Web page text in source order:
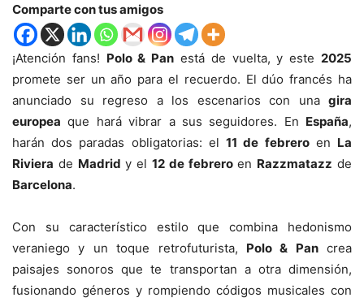
Comparte con tus amigos
¡Atención fans! Polo & Pan está de vuelta, y este2025
promete ser un año para el recuerdo. El dúo francés ha
anunciado su regreso a los escenarios con una gira
europea que hará vibrar a sus seguidores. En España,
harán dos paradas obligatorias: el11 de febreroen La
Riviera de Madrid y el12 de febreroen Razzmatazz de
Barcelona.
Con su característico estilo que combina hedonismo
veraniego y un toque retrofuturista, Polo & Pancrea
paisajes sonoros que te transportan a otra dimensión,
fusionando géneros y rompiendo códigos musicales con